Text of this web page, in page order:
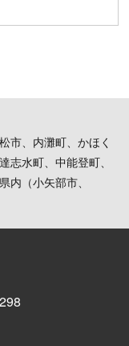
市、内灘町、かほく
志水町、中能登町、
（小矢部市、